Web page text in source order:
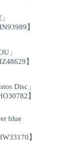
】
」
】
Disc」
】
blue
】